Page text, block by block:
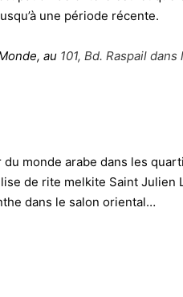
une période récente.
au 101, Bd. Raspail
monde arabe dans les
de rite melkite Saint Julien
dans le salon oriental…